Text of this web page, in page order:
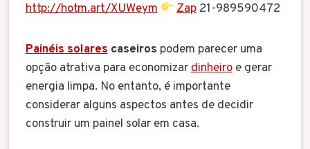
http://hotm.art/XUWeym
Zap 21-989590472
Painéis solarescaseiros podem parecer uma
opção atrativa para economizardinheiroe gerar
energia limpa. No entanto, é importante
considerar alguns aspectos antes de decidir
construir um painel solar em casa.